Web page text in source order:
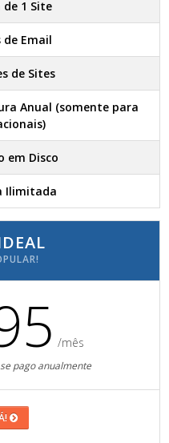
de 1 Site
de Email
de Sites
Anual (somente para
em Disco
Ilimitada
/mês
pago anualmente